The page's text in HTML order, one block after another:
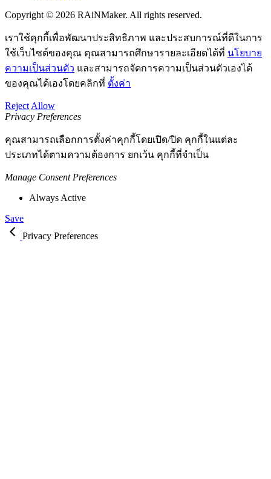
Copyright © 2026 RAiNMaker. All rights reserved.
เราใช้คุกกี้เพื่อพัฒนาประสิทธิภาพ และประสบการณ์ที่ดีในการ
ใช้เว็บไซต์ของคุณ คุณสามารถศึกษารายละเอียดได้ที่ นโยบาย
ความเป็นส่วนตัว และสามารถจัดการความเป็นส่วนตัวเองได้
ของคุณได้เองโดยคลิกที่ ตั้งค่า
Reject Allow
Privacy Preferences
คุณสามารถเลือกการตั้งค่าคุกกี้โดยเปิด/ปิด คุกกี้ในแต่ละ
ประเภทได้ตามความต้องการ ยกเว้น คุกกี้ที่จำเป็น
Manage Consent Preferences
Always Active
Save
Privacy Preferences